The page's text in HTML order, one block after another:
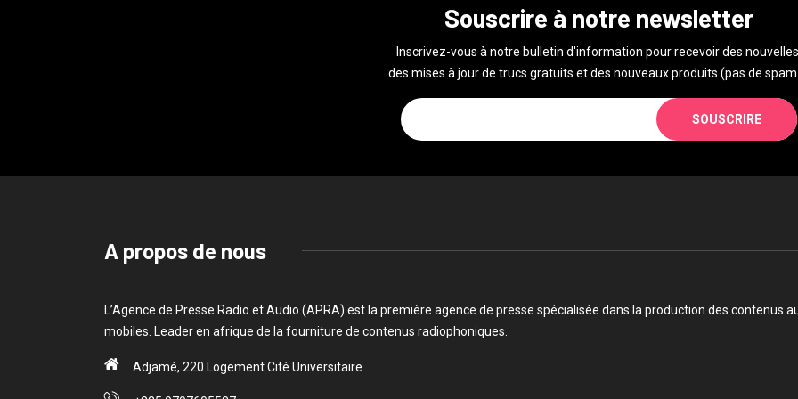
Souscrire à notre newsletter
Inscrivez-vous à notre bulletin d'information pour recevoir des
des mises à jour de trucs gratuits et des nouveaux produits (pas de spam
SOUSCRIRE
A propos de nous
L’Agence de Presse Radio et Audio (APRA) est la première agence de presse spécialisée dans la production des contenus
mobiles. Leader en afrique de la fourniture de contenus radiophoniques.
Adjamé, 220 Logement Cité Universitaire